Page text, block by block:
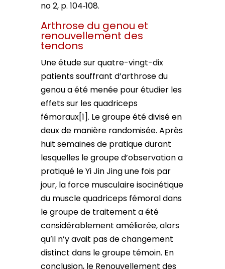
no 2, p. 104‑108.
Arthrose du genou et
renouvellement des
tendons
Une étude sur quatre-vingt-dix
patients souffrant d’arthrose du
genou a été menée pour étudier les
effets sur les quadriceps
fémoraux[1]. Le groupe été divisé en
deux de manière randomisée. Après
huit semaines de pratique durant
lesquelles le groupe d’observation a
pratiqué le Yi Jin Jing une fois par
jour, la force musculaire isocinétique
du muscle quadriceps fémoral dans
le groupe de traitement a été
considérablement améliorée, alors
qu’il n’y avait pas de changement
distinct dans le groupe témoin. En
conclusion, le Renouvellement des